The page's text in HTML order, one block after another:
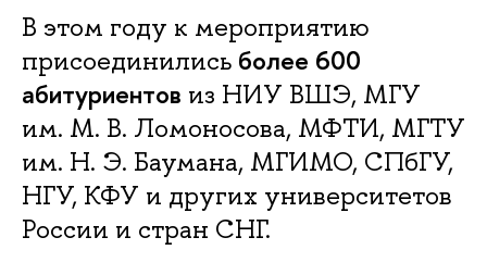
В этом году к мероприятию
присоединились более 600
абитуриентов из НИУ ВШЭ, МГУ
им. М. В. Ломоносова, МФТИ, МГТУ
им. Н. Э. Баумана, МГИМО, СПбГУ,
НГУ, КФУ и других университетов
России и стран СНГ.